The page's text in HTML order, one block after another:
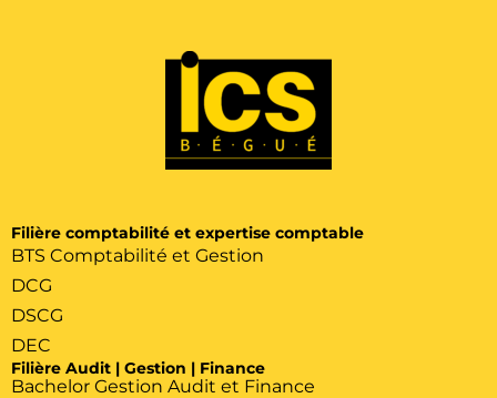
Filière comptabilité et expertise comptable
BTS Comptabilité et Gestion
DCG
DSCG
DEC
Filière Audit | Gestion | Finance
Bachelor Gestion Audit et Finance